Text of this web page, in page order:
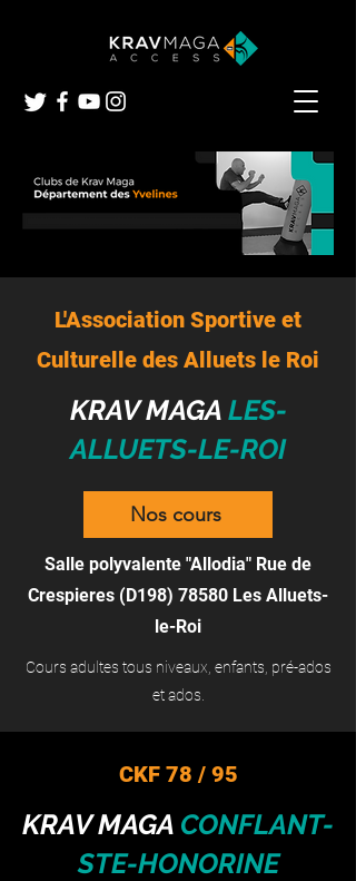
L'Association Sportive et
Culturelle des Alluets le Roi
KRAV MAGALES-
ALLUETS-LE-ROI
Nos cours
Salle polyvalente "Allodia" Rue de
Crespieres (D198) 78580 Les Alluets-
le-Roi
Cours adultes tous niveaux, enfants, pré-ados
et ados.
CKF 78 / 95
KRAV MAGA CONFLANT-
STE-HONORINE